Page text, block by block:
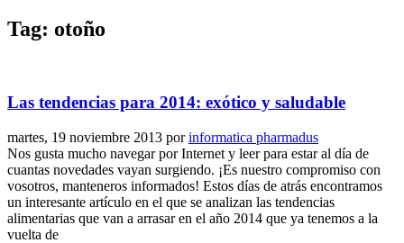
Tag: otoño
Las tendencias para 2014: exótico y saludable
martes, 19 noviembre 2013 porinformatica pharmadus
Nos gusta mucho navegar por Internet y leer para estar al día de
cuantas novedades vayan surgiendo. ¡Es nuestro compromiso con
vosotros, manteneros informados! Estos días de atrás encontramos
un interesante artículo en el que se analizan las tendencias
alimentarias que van a arrasar en el año 2014 que ya tenemos a la
vuelta de